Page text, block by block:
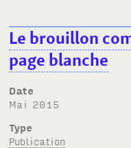
Le brouillon
page blanche
Date
mai 2015
Type
Publication